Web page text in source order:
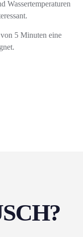
Wassertemperaturen
5 Minuten eine